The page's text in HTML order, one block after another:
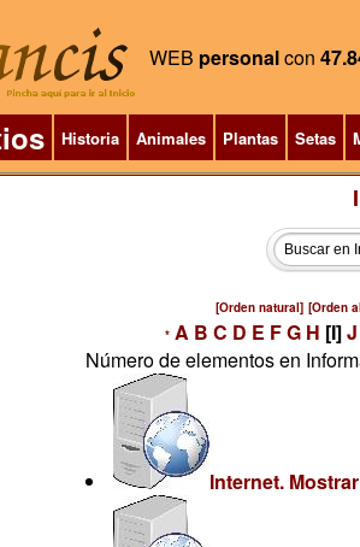
WEB personalcon
Historia Animales Plantas Setas
[Orden natural] [Orden
* A B C D E FG H [I]J
Número de elementos en
Internet.